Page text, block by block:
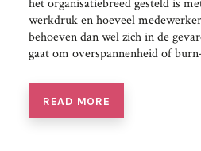
het organisatiebreed gesteld is
werkdruk en hoeveel
behoeven dan wel zich in de
gaat om overspannenheid of
READ MORE